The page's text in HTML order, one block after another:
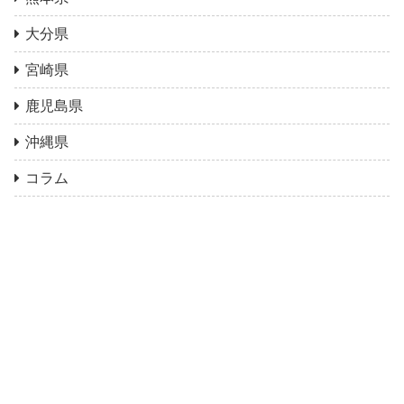
大分県
宮崎県
鹿児島県
沖縄県
コラム